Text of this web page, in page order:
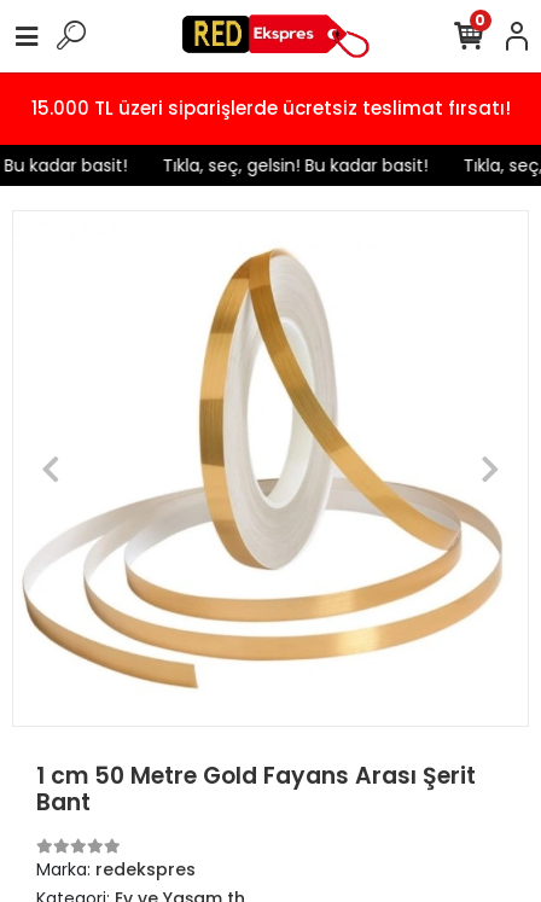
15.000 TL üzeri siparişlerde ücretsiz teslimat fırsatı!
kadar basit! ️ Tıkla, seç, gelsin! Bu kadar basit! Tıkla,
0
1 cm 50 Metre Gold Fayans Arası Şerit
Bant
Marka: redekspres